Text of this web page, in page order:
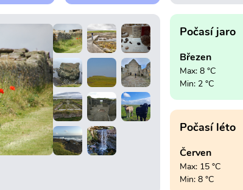
Počasí jaro
Březen
Max: 8 °C
Min: 2 °C
Počasí léto
Červen
Max: 15 °C
Min: 8 °C